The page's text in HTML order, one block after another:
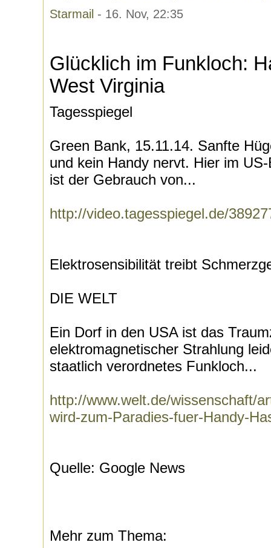
Starmail - 16. Nov, 22:35
Glücklich im Funkloch:
West Virginia
Tagesspiegel
Green Bank, 15.11.14. Sanfte
und kein Handy nervt. Hier im
ist der Gebrauch von...
http://video.tagesspiegel.de/
Elektrosensibilität treibt
DIE WELT
Ein Dorf in den USA ist das
elektromagnetischer Strahlung
staatlich verordnetes Funkloch...
http://www.welt.de/wissenschaft/
wird-zum-Paradies-fuer-Handy-
Quelle: Google News
Mehr zum Thema: